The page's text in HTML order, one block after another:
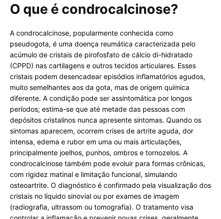
O que é condrocalcinose?
A condrocalcinose, popularmente conhecida como
pseudogota, é uma doença reumática caracterizada pelo
acúmulo de cristais de pirofosfato de cálcio di-hidratado
(CPPD) nas cartilagens e outros tecidos articulares. Esses
cristais podem desencadear episódios inflamatórios agudos,
muito semelhantes aos da gota, mas de origem química
diferente. A condição pode ser assintomática por longos
períodos; estima-se que até metade das pessoas com
depósitos cristalinos nunca apresente sintomas. Quando os
sintomas aparecem, ocorrem crises de artrite aguda, dor
intensa, edema e rubor em uma ou mais articulações,
principalmente joelhos, punhos, ombros e tornozelos. A
condrocalcinose também pode evoluir para formas crônicas,
com rigidez matinal e limitação funcional, simulando
osteoartrite. O diagnóstico é confirmado pela visualização dos
cristais no líquido sinovial ou por exames de imagem
(radiografia, ultrassom ou tomografia). O tratamento visa